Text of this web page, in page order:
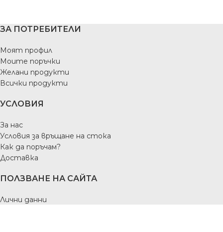
ЗА ПОТРЕБИТЕЛИ
Моят профил
Моите поръчки
Желани продукти
Всички продукти
УСЛОВИЯ
За нас
Условия за връщане на стока
Как да поръчам?
Доставка
ПОЛЗВАНЕ НА САЙТА
Лични данни